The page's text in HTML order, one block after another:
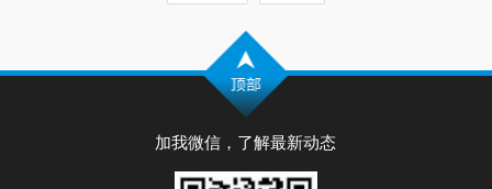
加我微信，了解最新动态